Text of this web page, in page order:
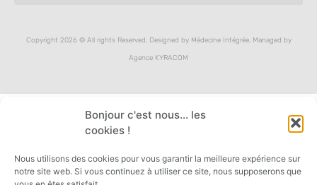
Bonjour c'est nous... les
cookies !
Nous utilisons des cookies pour vous garantir la meilleure expérience sur
notre site web. Si vous continuez à utiliser ce site, nous supposerons que
Copyright 2026 © All rights Reserved. Designed by Médecine Intégrée, Managed by
Agence KYRACOM